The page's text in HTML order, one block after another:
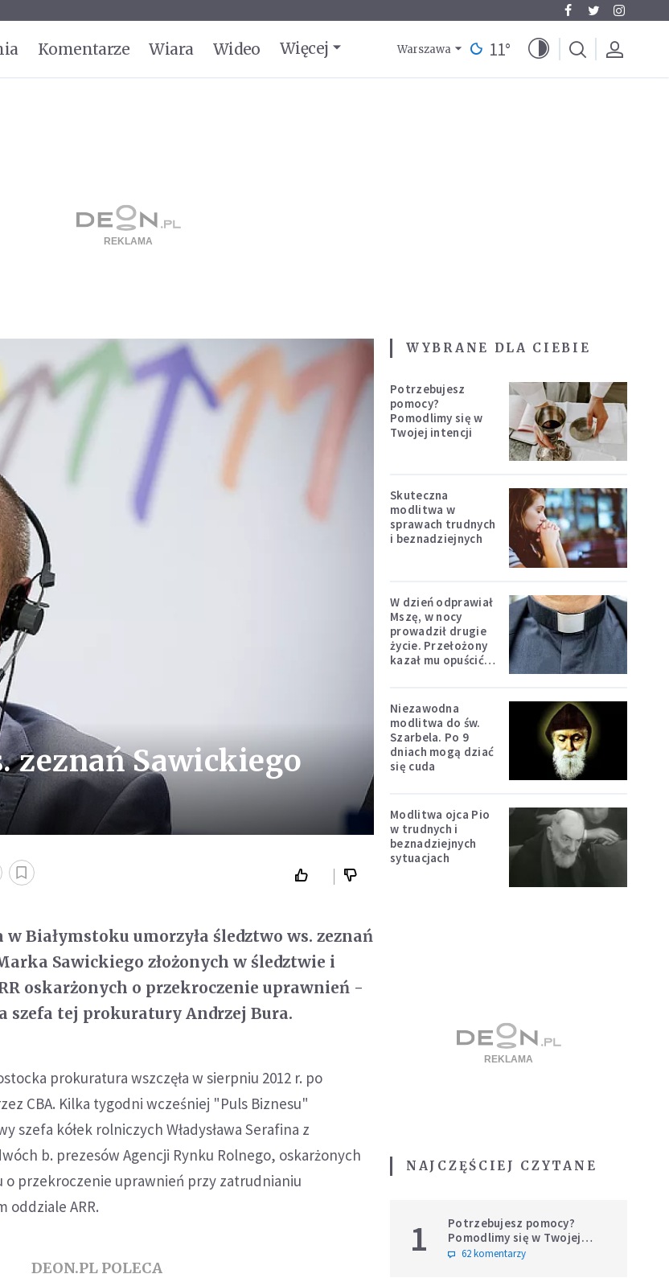
Komentarze Wiara Wideo Więcej Warszawa 11°
zeznań Sawickiego
Białymstoku umorzyła śledztwo ws. zeznań
Sawickiego złożonych w śledztwie i
oskarżonych o przekroczenie uprawnień -
szefa tej prokuratury Andrzej Bura.
prokuratura wszczęła w sierpniu 2012 r. po
CBA. Kilka tygodni wcześniej "Puls Biznesu"
szefa kółek rolniczych Władysława Serafina z
b. prezesów Agencji Rynku Rolnego, oskarżonych
o przekroczenie uprawnień przy zatrudnianiu
oddziale ARR.
DEON.PL POLECA
WYBRANE DLA CIEBIE
Potrzebujesz
pomocy?
Pomodlimy się w
Twojej intencji
Skuteczna
modlitwa w
sprawach trudnych
i beznadziejnych
W dzień odprawiał
Mszę, w nocy
prowadził drugie
życie. Przełożony
kazał mu opuścić
Niezawodna
modlitwa do św.
Szarbela. Po 9
dniach mogą dziać
się cuda
Modlitwa ojca Pio
w trudnych i
beznadziejnych
sytuacjach
NAJCZĘŚCIEJ CZYTANE
1
Potrzebujesz pomocy?
Pomodlimy się w Twojej
intencji
62 komentarzy